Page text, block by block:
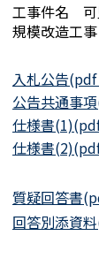
工事件名 可
規模改造工事
入札公告
公告共通事
仕様書
仕様書
質疑回答書
回答別添資